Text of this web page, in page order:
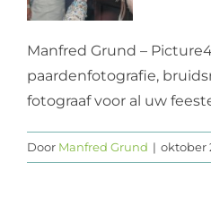
Manfred Grund –
paardenfotografie,
fotograaf voor al uw
Door Manfred Grund | oktober